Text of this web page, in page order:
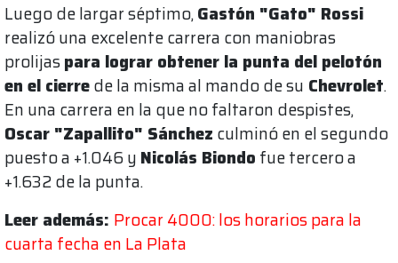
Luego de largar séptimo,Gastón "Gato" Rossi
realizó una excelente carrera con maniobras
prolijaspara lograr obtener la punta del pelotón
en el cierrede la misma al mando de su Chevrolet.
En una carrera en la que no faltaron despistes,
Oscar "Zapallito" Sánchez culminó en el segundo
puesto a +1.046 y Nicolás Biondo fue tercero a
+1.632 de la punta.
Leer además: Procar 4000: los horarios para la
cuarta fecha en La Plata